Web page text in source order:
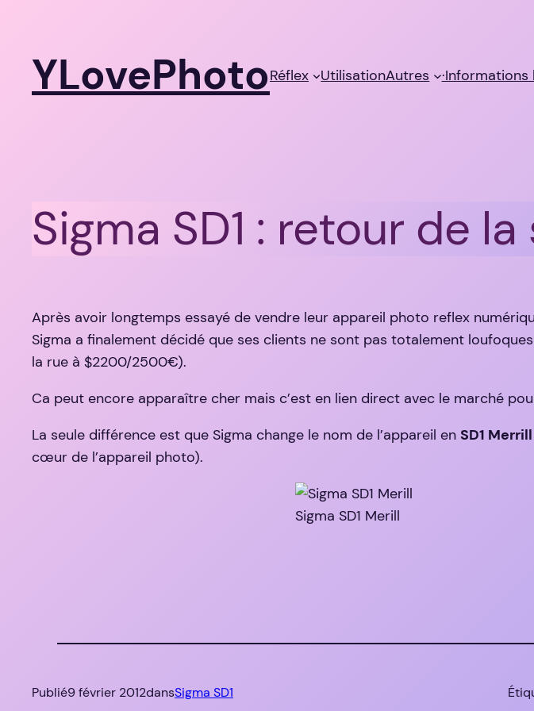
contenu
YLovePhotoRéflex UtilisationAutres ·Informations
Sigma SD1 : retour de
Après avoir longtemps essayé de vendre leur appareil photo reflex
Sigma a finalement décidé que ses clients ne sont pas totalement
la rue à $2200/2500€).
Ca peut encore apparaître cher mais c’est en lien direct avec le marché
La seule différence est que Sigma change le nom de l’appareil en SD1 Merrill
cœur de l’appareil photo).
Sigma SD1 Merill
Publié9 février 2012dansSigma SD1